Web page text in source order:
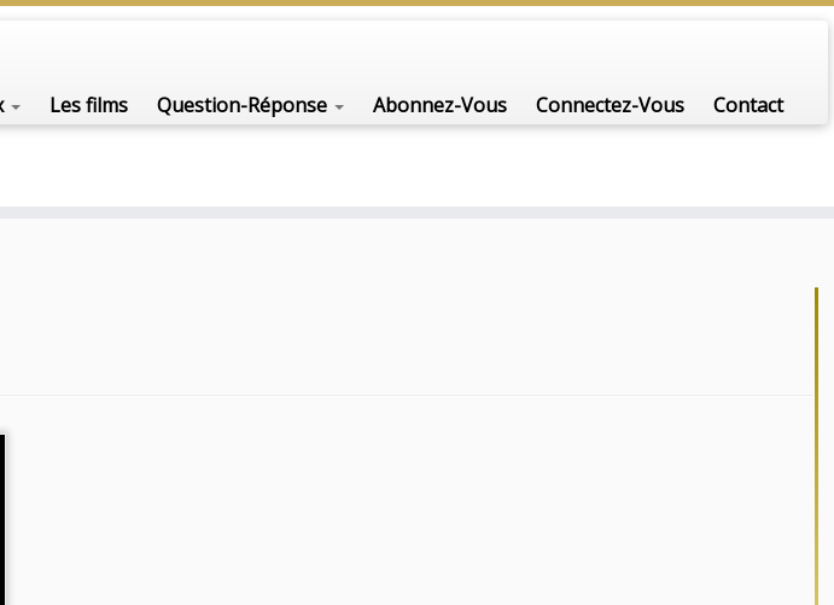
Les films Question-Réponse Abonnez-Vous Connectez-Vous Contact